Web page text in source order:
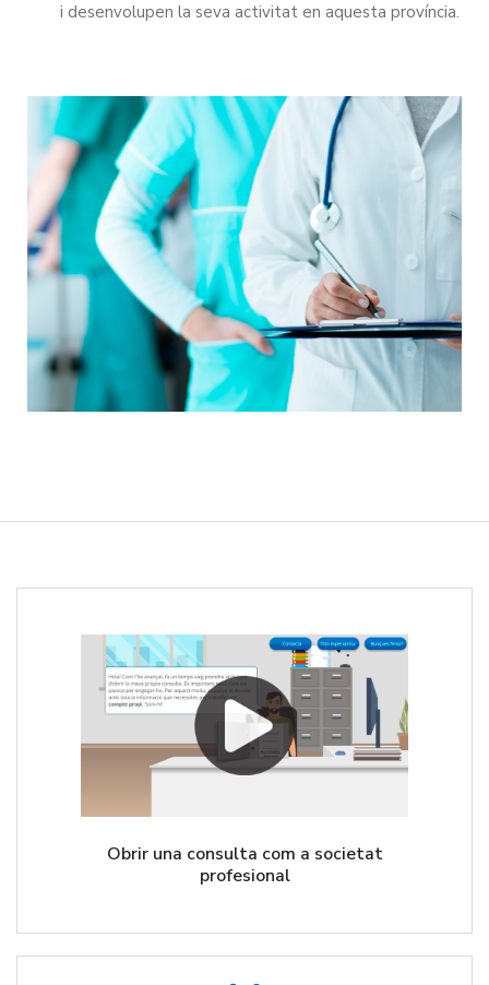
i desenvolupen la seva activitat en aquesta província.
Obrir una consulta com a societat
profesional